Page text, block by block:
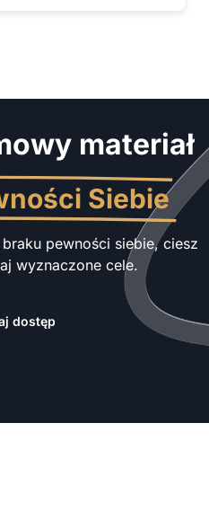
materiał
Siebie
pewności siebie, ciesz
wyznaczone cele.
dostęp